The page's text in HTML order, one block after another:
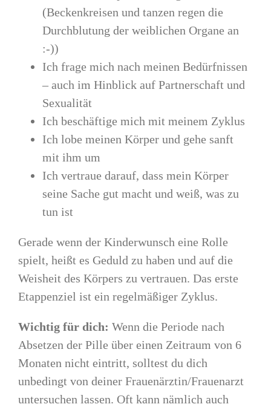
(Beckenkreisen und tanzen regen die
Durchblutung der weiblichen Organe an
:-))
Ich frage mich nach meinen Bedürfnissen
– auch im Hinblick auf Partnerschaft und
Sexualität
Ich beschäftige mich mit meinem Zyklus
Ich lobe meinen Körper und gehe sanft
mit ihm um
Ich vertraue darauf, dass mein Körper
seine Sache gut macht und weiß, was zu
tun ist
Gerade wenn der Kinderwunsch eine Rolle
spielt, heißt es Geduld zu haben und auf die
Weisheit des Körpers zu vertrauen. Das erste
Etappenziel ist ein regelmäßiger Zyklus.
Wichtig für dich: Wenn die Periode nach
Absetzen der Pille über einen Zeitraum von 6
Monaten nicht eintritt, solltest du dich
unbedingt von deiner Frauenärztin/Frauenarzt
untersuchen lassen. Oft kann nämlich auch